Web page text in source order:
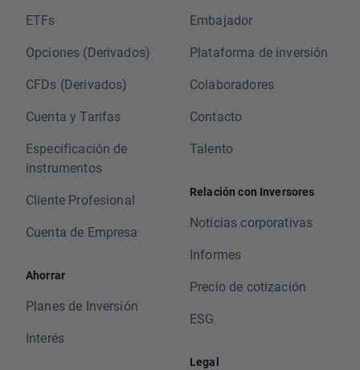
ETFs
Opciones (Derivados)
CFDs (Derivados)
Cuenta y Tarifas
Especificación de
instrumentos
Cliente Profesional
Cuenta de Empresa
Ahorrar
Planes de Inversión
Interés
Embajador
Plataforma de inversión
Colaboradores
Contacto
Talento
Relación con Inversores
Noticias corporativas
Informes
Precio de cotización
ESG
Legal